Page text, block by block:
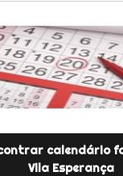
calendário
Vila Esperança